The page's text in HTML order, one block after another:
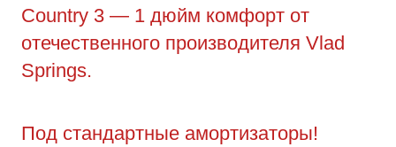
Country 3 — 1 дюйм комфорт от
отечественного производителя Vlad
Springs.
Под стандартные амортизаторы!